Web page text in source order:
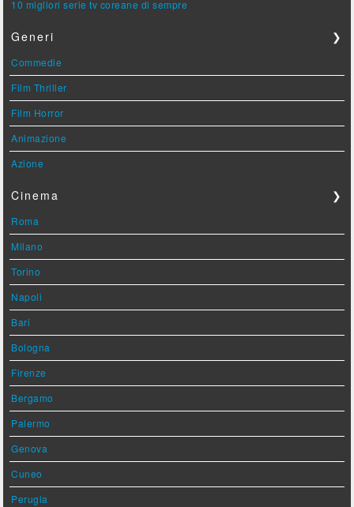
10 migliori serie tv coreane di sempre
Generi ❯
Commedie
Film Thriller
Film Horror
Animazione
Azione
Cinema ❯
Roma
Milano
Torino
Napoli
Bari
Bologna
Firenze
Bergamo
Palermo
Genova
Cuneo
Perugia